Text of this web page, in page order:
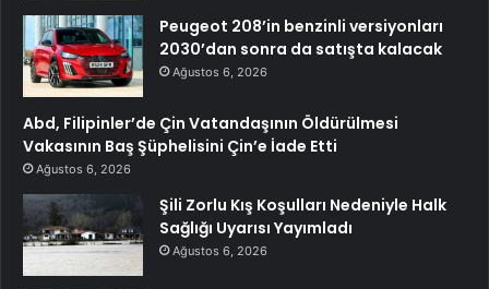
Peugeot 208’in benzinli versiyonları
2030’dan sonra da satışta kalacak
Ağustos 6, 2026
Abd, Filipinler’de Çin Vatandaşının Öldürülmesi
Vakasının Baş Şüphelisini Çin’e İade Etti
Ağustos 6, 2026
Şili Zorlu Kış Koşulları Nedeniyle Halk
Sağlığı Uyarısı Yayımladı
Ağustos 6, 2026